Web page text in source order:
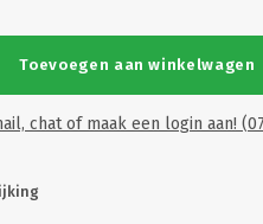
Toevoegen aan winkelwagen
chat of maak een login aan!